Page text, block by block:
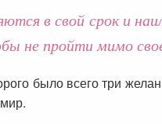
в свой срок и
не пройти мимо
было всего три